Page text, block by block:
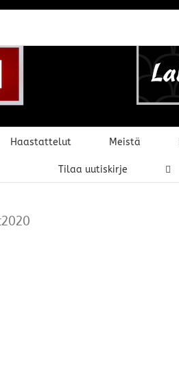
Haastattelut Meistä
Tilaa uutiskirje